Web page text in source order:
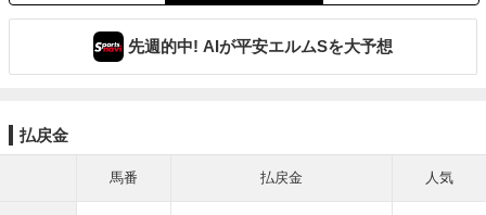
先週的中! AIが平安エルムSを大予想
払戻金
馬番 払戻金 人気